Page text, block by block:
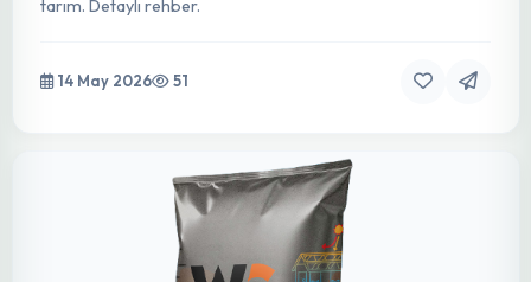
Biçerdöver: Modern Tarımın Vazgeçilmez
Gücü ve Detaylı Kılavuzu
tarihsel gelişimi hakkında kapsamlı bir rehber.
250